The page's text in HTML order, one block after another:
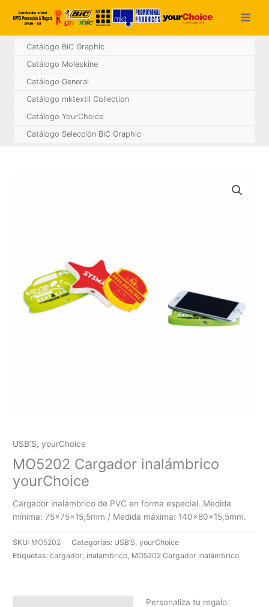
Catálogo BiC Graphic
Catálogo Moleskine
Catálogo General
Catálogo mktextil Collection
Catálogo YourChoice
Catálogo Selección BiC Graphic
USB’S,yourChoice
MO5202 Cargador inalámbrico
yourChoice
Cargador inalámbrico de PVC en forma especial. Medida
mínima: 75x75x15,5mm / Medida máxima: 140x80x15,5mm.
SKU: MO5202 Categorías: USB’S,yourChoice
Etiquetas:cargador, inalambrico, MO5202 Cargador inalámbrico
Personaliza tu regalo.